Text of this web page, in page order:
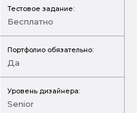
Тестовое задание:
Бесплатно
Портфолио обязательно:
Да
Уровень дизайнера:
Senior